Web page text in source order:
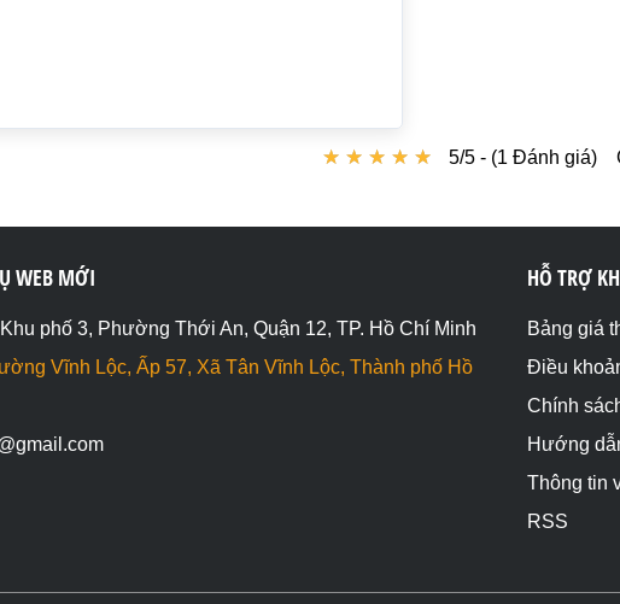
★ ★ ★ ★ ★
★ ★ ★ ★ ★ 5/5 - (1 Đánh giá)
WEB MỚI
phố 3, Phường Thới An, Quận 12, TP. Hồ Chí Minh
Vĩnh Lộc, Ấp 57, Xã Tân Vĩnh Lộc, Thành phố Hồ
HỖ TRỢ
Bảng giá
Điều
Chính
Hướng
Thông tin
RSS